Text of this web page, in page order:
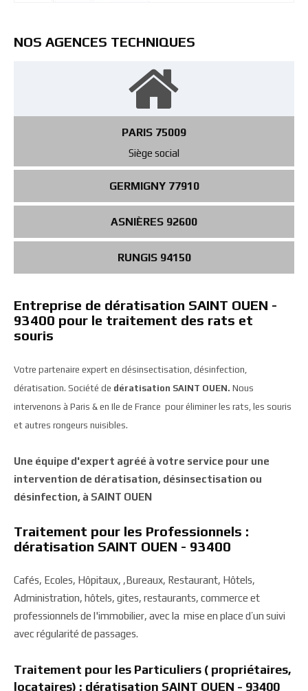
NOS AGENCES TECHNIQUES
PARIS 75009
Siège social
GERMIGNY 77910
ASNIÈRES 92600
RUNGIS 94150
Entreprise de dératisation SAINT OUEN -
93400 pour le traitement des rats et
souris
Votre partenaire expert en désinsectisation, désinfection,
dératisation. Société de dératisation SAINT OUEN. Nous
intervenons à Paris & en Ile de France pour éliminer les rats, les souris
et autres rongeurs nuisibles.
Une équipe d'expert agréé à votre service pour une
intervention de dératisation, désinsectisation ou
désinfection, à SAINT OUEN
Traitement pour les Professionnels :
dératisation SAINT OUEN - 93400
Cafés, Ecoles, Hôpitaux, ,Bureaux, Restaurant, Hôtels,
Administration, hôtels, gites, restaurants, commerce et
professionnels de l'immobilier, avec la mise en place d’un suivi
avec régularité de passages.
Traitement pour les Particuliers ( propriétaires,
locataires) : dératisation SAINT OUEN - 93400